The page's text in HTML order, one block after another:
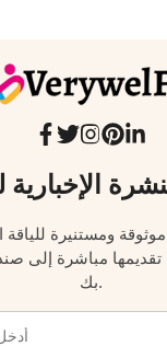
الإخبارية
ومستنيرة للياقة
مباشرة إلى
بك.